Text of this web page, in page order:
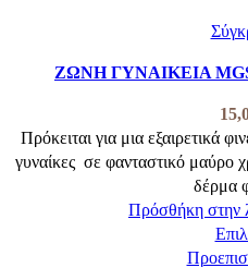
ΖΩΝΗ ΓΥΝΑΙΚΕΙΑ
Πρόκειται για μια εξαιρετικά
γυναίκες σε φανταστικό μαύρο
δέρμα
Πρόσθήκη στην